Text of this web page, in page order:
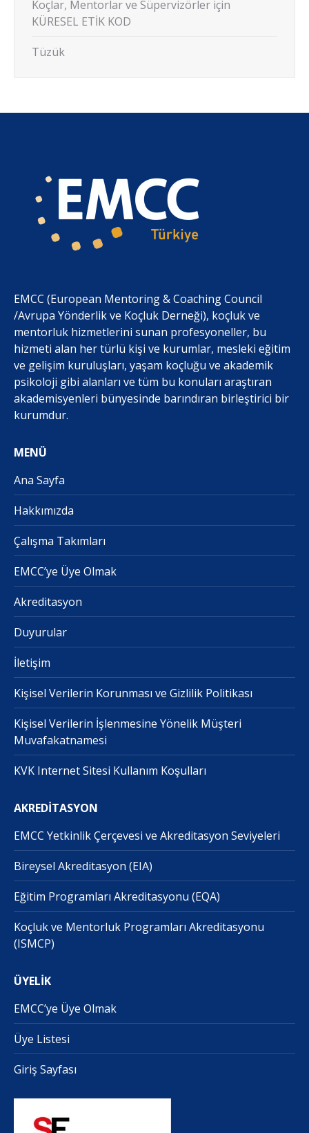
Koçlar, Mentorlar ve Süpervizörler için
KÜRESEL ETİK KOD
Tüzük
EMCC (European Mentoring & Coaching Council
/Avrupa Yönderlik ve Koçluk Derneği), koçluk ve
mentorluk hizmetlerini sunan profesyoneller, bu
hizmeti alan her türlü kişi ve kurumlar, mesleki eğitim
ve gelişim kuruluşları, yaşam koçluğu ve akademik
psikoloji gibi alanları ve tüm bu konuları araştıran
akademisyenleri bünyesinde barındıran birleştirici bir
kurumdur.
MENÜ
Ana Sayfa
Hakkımızda
Çalışma Takımları
EMCC’ye Üye Olmak
Akreditasyon
Duyurular
İletişim
Kişisel Verilerin Korunması ve Gizlilik Politikası
Kişisel Verilerin İşlenmesine Yönelik Müşteri
Muvafakatnamesi
KVK Internet Sitesi Kullanım Koşulları
AKREDİTASYON
EMCC Yetkinlik Çerçevesi ve Akreditasyon Seviyeleri
Bireysel Akreditasyon (EIA)
Eğitim Programları Akreditasyonu (EQA)
Koçluk ve Mentorluk Programları Akreditasyonu
(ISMCP)
ÜYELİK
EMCC’ye Üye Olmak
Üye Listesi
Giriş Sayfası